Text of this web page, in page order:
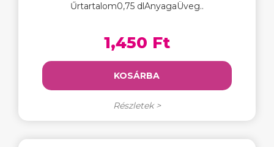
Űrtartalom0,75 dlAnyagaÜveg..
1,450 Ft
KOSÁRBA
Részletek >